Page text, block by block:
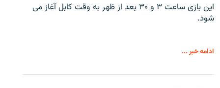
این بازی ساعت ۳ و ۳۰ بعد از ظهر به وقت کابل آغاز می
شود.
ادامه خبر ...